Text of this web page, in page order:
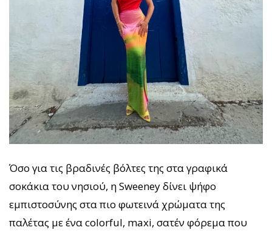
Όσο για τις βραδινές βόλτες της στα γραφικά
σοκάκια του νησιού, η Sweeney δίνει ψήφο
εμπιστοσύνης στα πιο φωτεινά χρώματα της
παλέτας με ένα colorful, maxi, σατέν φόρεμα που